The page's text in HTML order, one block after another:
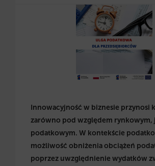
Innowacyjność w biznesie przynosi
zarówno pod względem rynkowym,
podatkowym. W kontekście
możliwość obniżenia obciążeń
poprzez uwzględnienie wydatków